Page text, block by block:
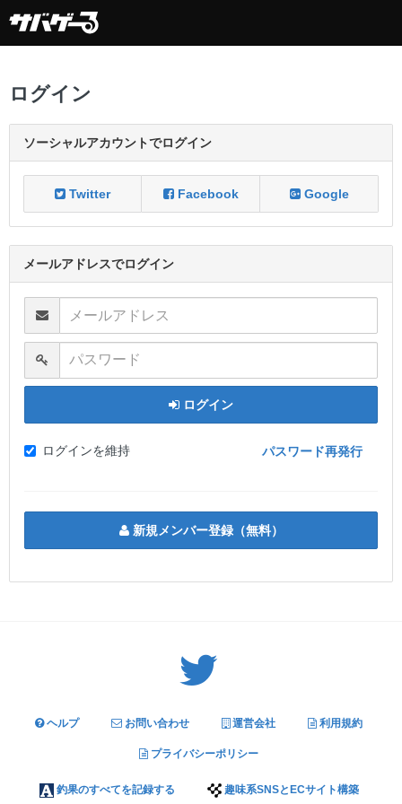
ログイン
ソーシャルアカウントでログイン
Twitter Facebook Google
メールアドレスでログイン
メールアドレス
パスワード
ログイン
ログインを維持 パスワード再発行
新規メンバー登録（無料）
ヘルプ お問い合わせ 運営会社 利用規約
プライバシーポリシー
釣果のすべてを記録する 趣味系SNSとECサイト構築